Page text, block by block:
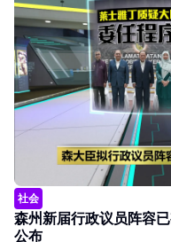
社会
森州新届行政议员阵容
公布